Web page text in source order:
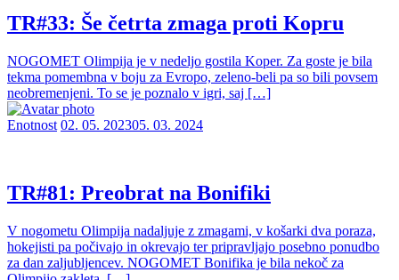
TR#33: Še četrta zmaga proti Kopru
NOGOMET Olimpija je v nedeljo gostila Koper. Za goste je bila
tekma pomembna v boju za Evropo, zeleno-beli pa so bili povsem
neobremenjeni. To se je poznalo v igri, saj […]
Enotnost 02. 05. 202305. 03. 2024
TR#81: Preobrat na Bonifiki
V nogometu Olimpija nadaljuje z zmagami, v košarki dva poraza,
hokejisti pa počivajo in okrevajo ter pripravljajo posebno ponudbo
za dan zaljubljencev. NOGOMET Bonifika je bila nekoč za